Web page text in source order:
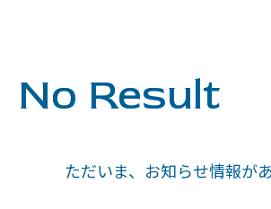
No Result
ただいま、お知らせ情報が